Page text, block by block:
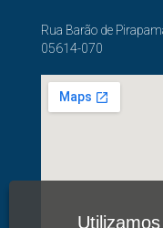
Rua Barão de
05614-070